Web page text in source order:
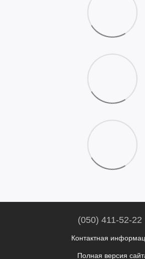
(050) 411-52-22
Контактная
Полная версия